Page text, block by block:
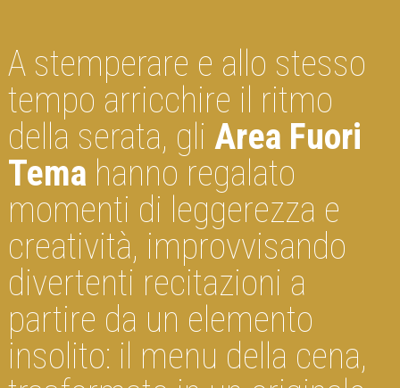
A stemperare e allo stesso
tempo arricchire il ritmo
della serata, gli Area Fuori
Tema hanno regalato
momenti di leggerezza e
creatività, improvvisando
divertenti recitazioni a
partire da un elemento
insolito: il menu della cena,